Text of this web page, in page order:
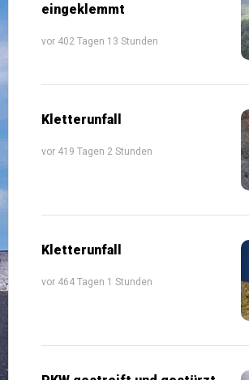
eingeklemmt
vor 402 Tagen 13 Stunden
Kletterunfall
vor 419 Tagen 2 Stunden
Kletterunfall
vor 464 Tagen 1 Stunden